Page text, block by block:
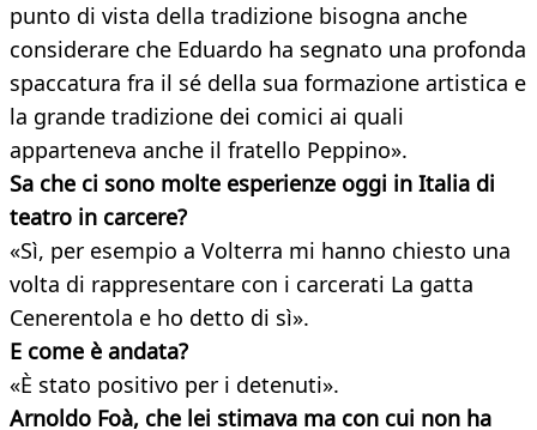
punto di vista della tradizione bisogna anche
considerare che Eduardo ha segnato una profonda
spaccatura fra il sé della sua formazione artistica e
la grande tradizione dei comici ai quali
apparteneva anche il fratello Peppino».
Sa che ci sono molte esperienze oggi in Italia di
teatro in carcere?
«Sì, per esempio a Volterra mi hanno chiesto una
volta di rappresentare con i carcerati La gatta
Cenerentola e ho detto di sì».
E come è andata?
«È stato positivo per i detenuti».
Arnoldo Foà, che lei stimava ma con cui non ha